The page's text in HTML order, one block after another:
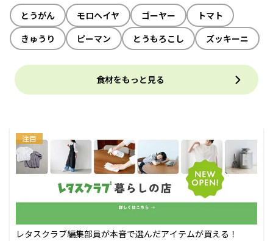
とうがん モロヘイヤ ゴーヤー
トマト
きゅうり
ピーマン とうもろこし ズッキーニ
食材をもっと見る
注目
レタスクラブ編集部員が本音で選んだアイテムが買える！